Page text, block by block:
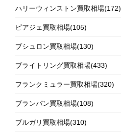
ハリーウィンストン買取相場(172)
ピアジェ買取相場(105)
ブシュロン買取相場(130)
ブライトリング買取相場(433)
フランクミュラー買取相場(320)
ブランパン買取相場(108)
ブルガリ買取相場(310)